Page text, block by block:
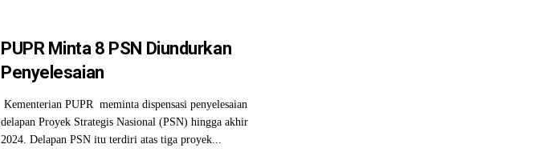
PUPR Minta 8 PSN Diundurkan
Penyelesaian
Kementerian PUPR meminta dispensasi penyelesaian
delapan Proyek Strategis Nasional (PSN) hingga akhir
2024. Delapan PSN itu terdiri atas tiga proyek...